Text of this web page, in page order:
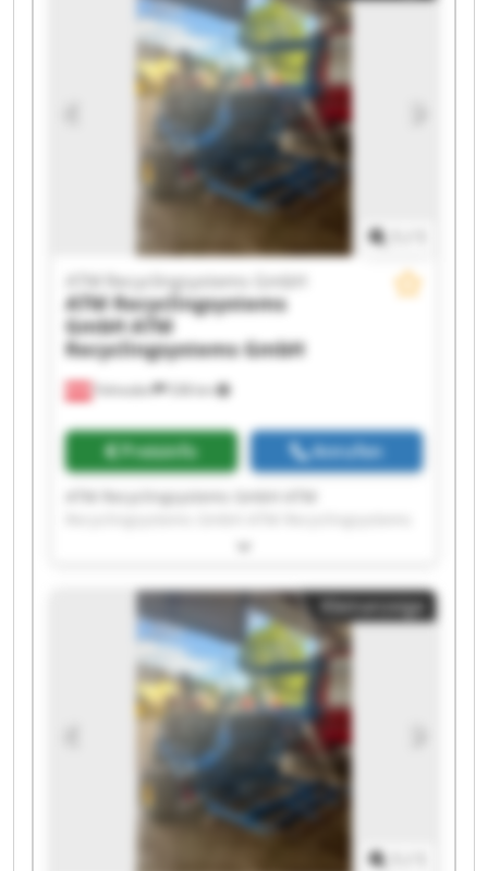
GmbH ATM Recyclingsystems GmbH ATM
Recyclingsystems GmbH ATM Recyclingsystems
GmbH ATM Recyclingsystems GmbH ATM
Recyclingsystems GmbH ATM Recyclingsystems
GmbH ATM Recyclingsystems GmbH ATM
Recyclingsystems GmbH ATM Recyclingsystems
GmbH ATM Recyclingsystems GmbH ATM
Recyclingsystems GmbH
538 km
ATM Recyclingsystems GmbH
ATM Recyclingsystems
GmbHATM
Recyclingsystems GmbH
Preisinfo Anrufen
ATM Recyclingsystems GmbH ATM
GmbH ATM Recyclingsystems GmbH ATM
GmbH ATM Recyclingsystems GmbH ATM
Recyclingsystems GmbH ATM Recyclingsystems
GmbH ATM Recyclingsystems GmbH ATM
Recyclingsystems GmbH ATM Recyclingsystems
GmbH ATM Recyclingsystems GmbH ATM
Recyclingsystems GmbH ATM Recyclingsystems
GmbH ATM Recyclingsystems GmbH ATM
Recyclingsystems GmbH ATM Recyclingsystems
GmbH ATM Recyclingsystems GmbH ATM
Recyclingsystems GmbH
Kleinanzeige